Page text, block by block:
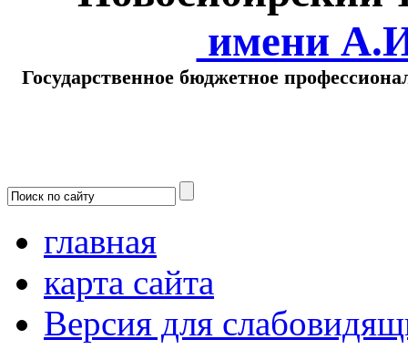
имени
Государственное бюджетное
главная
карта сайта
Версия для